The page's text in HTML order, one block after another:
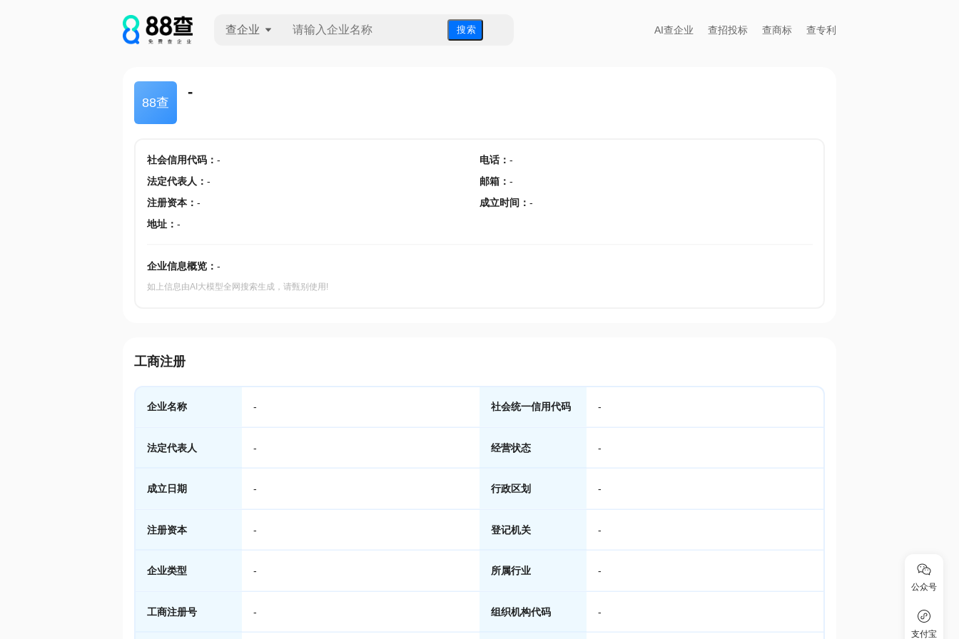
查企业 搜 索 AI查企业 查招投标 查商标 查专利
88查
-
社会信用代码： - 电话： -
法定代表人 ： - 邮箱 ： -
注册资本： - 成立时间 ： -
地址： -
企业信息概览： -
如上信息由AI大模型全网搜索生成，请甄别使用!
工商注册
企业名称 - 社会统一信用代码 -
法定代表人 - 经营状态 -
成立日期 - 行政区划 -
注册资本 - 登记机关 -
企业类型 - 所属行业 -
工商注册号 - 组织机构代码 -
公众号
支付宝